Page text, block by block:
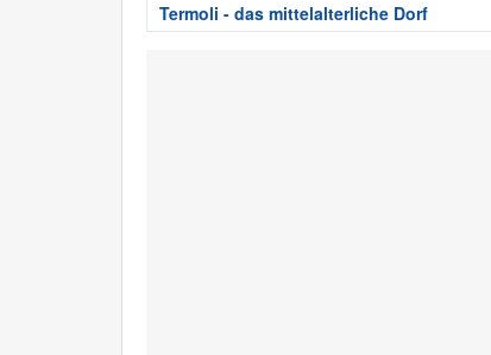
Termoli - das mittelalterliche Dorf